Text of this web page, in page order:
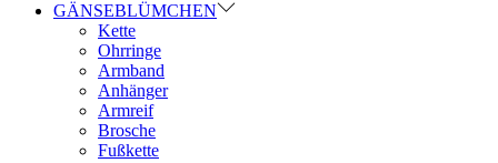
GÄNSEBLÜMCHEN
Kette
Ohrringe
Armband
Anhänger
Armreif
Brosche
Fußkette